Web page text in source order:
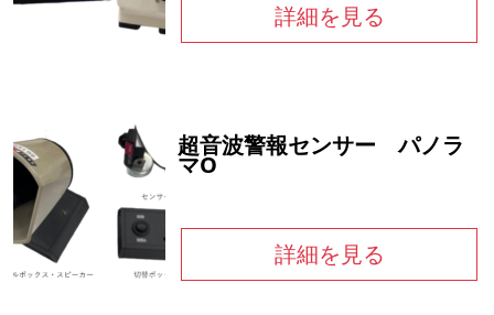
詳細を見る
超音波警報センサー パノラ
マO
詳細を見る